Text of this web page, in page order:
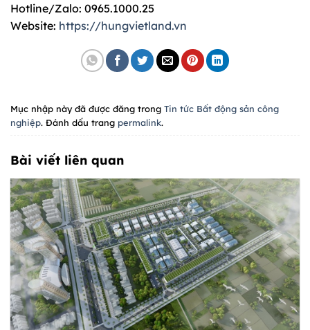
Hotline/Zalo: 0965.1000.25
Website: https://hungvietland.vn
Mục nhập này đã được đăng trong Tin tức Bất động sản công
nghiệp. Đánh dấu trang permalink.
Bài viết liên quan